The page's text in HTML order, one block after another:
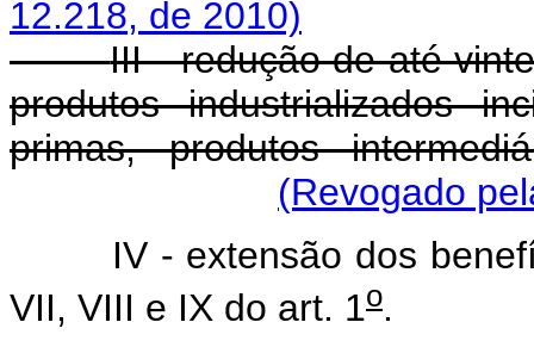
12.218, de 2010)
III - redução de até
produtos industrializados
primas, produtos
(Revogado
IV - extensão dos
VII, VIII e IX do art. 1o.